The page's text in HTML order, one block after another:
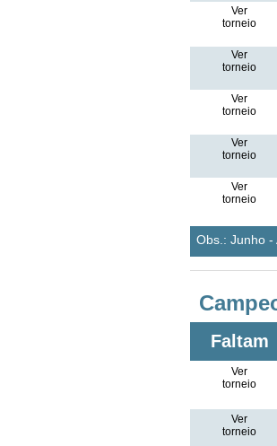
Ver
torneio
Ver
torneio
Ver
torneio
Ver
torneio
Ver
torneio
Obs.: Junho -
Faltam
Ver
torneio
Ver
torneio